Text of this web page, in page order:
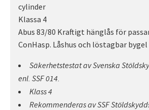
cylinder
Klassa 4
Abus 83/80 Kraftigt hänglås för
ConHasp. Låshus och löstagbar bygel
Säkerhetstestat av Svenska
enl. SSF 014.
Klass 4
Rekommenderas av SSF